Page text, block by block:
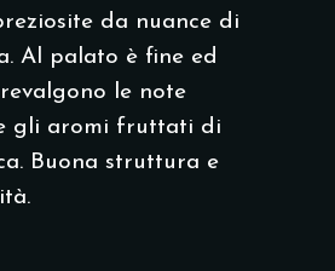
da nuance di
Al palato è fine ed
le note
gli aromi fruttati di
Buona struttura e